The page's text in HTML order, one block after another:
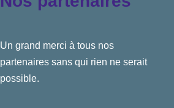
Un grand merci à tous nos
partenaires sans qui rien ne serait
possible.